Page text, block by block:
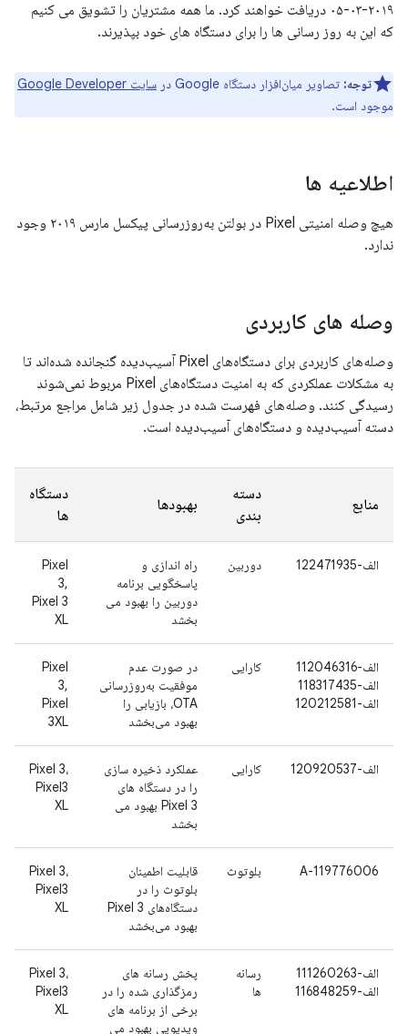
۲۰۱۹-۰۳-۰۵ دریافت خواهند کرد. ما همه مشتریان را تشویق می کنیم
که این به روز رسانی ها را برای دستگاه های خود بپذیرند.
توجه: تصاویر میان‌افزار دستگاه Google در
سایت Google Developer
موجود است.
اطلاعیه ها
هیچ وصله امنیتی Pixel در بولتن به‌روزرسانی پیکسل مارس ۲۰۱۹ وجود
ندارد.
وصله های کاربردی
وصله‌های کاربردی برای دستگاه‌های Pixel آسیب‌دیده گنجانده شده‌اند تا
به مشکلات عملکردی که به امنیت دستگاه‌های Pixel مربوط نمی‌شوند
رسیدگی کنند. وصله‌های فهرست شده در جدول زیر شامل مراجع مرتبط،
دسته آسیب‌دیده و دستگاه‌های آسیب‌دیده است.
منابع
دسته
بندی
بهبودها
دستگاه
ها
الف-122471935 دوربین
راه اندازی و
پاسخگویی برنامه
دوربین را بهبود می
بخشد
Pixel
3,
Pixel 3
XL
الف-112046316
الف-118317435
الف-120212581
کارایی
در صورت عدم
موفقیت به‌روزرسانی
OTA، بازیابی را
بهبود می‌بخشد
Pixel
3,
Pixel
3XL
الف-120920537 کارایی
عملکرد ذخیره سازی
را در دستگاه های
Pixel 3 بهبود می
بخشد
Pixel 3،
Pixel3
XL
A-119776006 بلوتوث
قابلیت اطمینان
بلوتوث را در
دستگاه‌های Pixel 3
بهبود می‌بخشد
Pixel 3،
Pixel3
XL
الف-111260263
الف-116848259
رسانه
ها
پخش رسانه های
رمزگذاری شده را در
برخی از برنامه های
ویدیویی بهبود می
Pixel 3،
Pixel3
XL